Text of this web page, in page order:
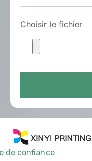
Choisir le fichier
de confiance